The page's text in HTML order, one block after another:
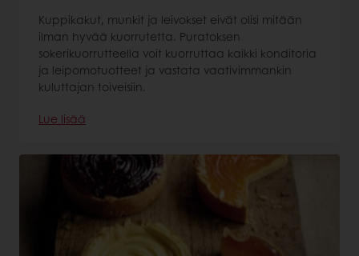
Kuppikakut, munkit ja leivokset eivät olisi mitään
ilman hyvää kuorrutetta. Puratoksen
sokerikuorrutteella voit kuorruttaa kaikki konditoria
ja leipomotuotteet ja vastata vaativimmankin
kuluttajan toiveisiin.
Lue lisää